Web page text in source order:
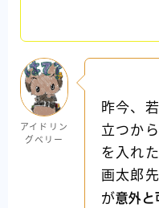
アイドリン
グベリー
昨今、
立つか
を入れ
画太郎
が意外と